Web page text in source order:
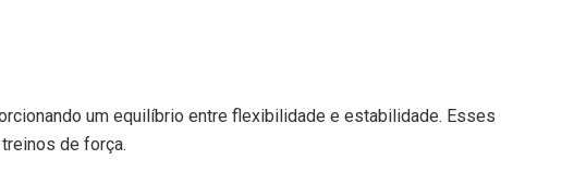
um equilíbrio entre flexibilidade e estabilidade. Esses
de força.